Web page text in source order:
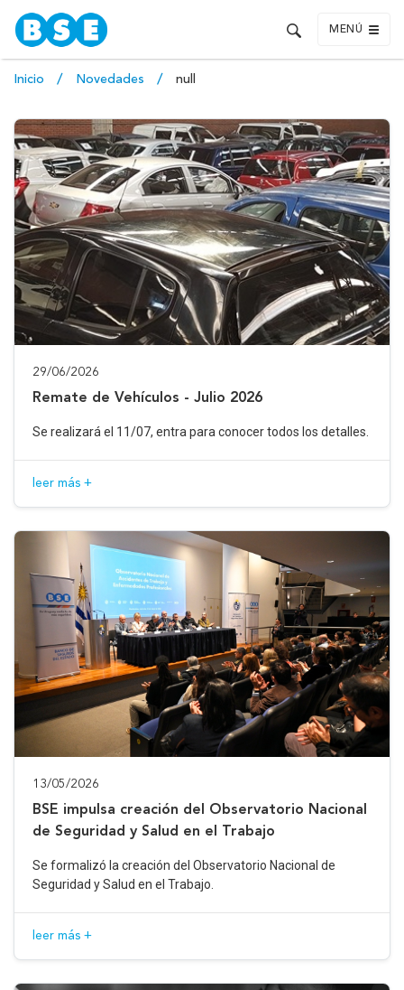
MENÚ
Inicio Novedades null
29/06/2026
Remate de Vehículos - Julio 2026
Se realizará el 11/07, entra para conocer todos los detalles.
leer más +
13/05/2026
BSE impulsa creación del Observatorio Nacional
de Seguridad y Salud en el Trabajo
Se formalizó la creación del Observatorio Nacional de
Seguridad y Salud en el Trabajo.
leer más +